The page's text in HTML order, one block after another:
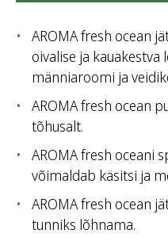
AROMA fresh ocean
oivalise ja
männiaroomi ja
AROMA fresh ocean
tõhusalt.
AROMA fresh oceani
võimaldab käsitsi ja
AROMA fresh ocean
tunniks lõhnama.